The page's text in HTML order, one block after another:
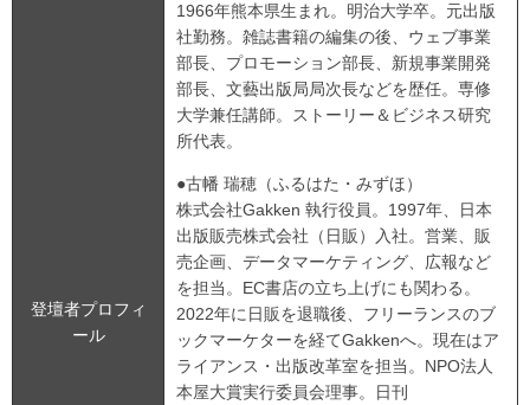
登壇者プロフィ
ール
1966年熊本県生まれ。明治大学卒。元出版
社勤務。雑誌書籍の編集の後、ウェブ事業
部長、プロモーション部長、新規事業開発
部長、文藝出版局局次長などを歴任。専修
大学兼任講師。ストーリー＆ビジネス研究
所代表。
●古幡 瑞穂（ふるはた・みずほ）
株式会社Gakken 執行役員。1997年、日本
出版販売株式会社（日販）入社。営業、販
売企画、データマーケティング、広報など
を担当。EC書店の立ち上げにも関わる。
2022年に日販を退職後、フリーランスのブ
ックマーケターを経てGakkenへ。現在はア
ライアンス・出版改革室を担当。NPO法人
本屋大賞実行委員会理事。日刊